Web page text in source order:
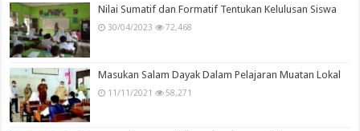
Nilai Sumatif dan Formatif Tentukan Kelulusan Siswa
30/04/2023 72,468
Masukan Salam Dayak Dalam Pelajaran Muatan Lokal
11/11/2021 58,271